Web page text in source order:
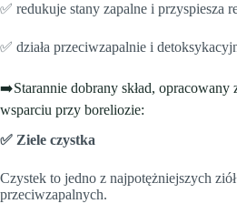
✅ redukuje stany zapalne i przyspiesza
✅ działa przeciwzapalnie i
➡️Starannie dobrany skład, opracowany
wsparciu przy boreliozie:
✅ Ziele czystka
Czystek to jedno z najpotężniejszych
przeciwzapalnych.